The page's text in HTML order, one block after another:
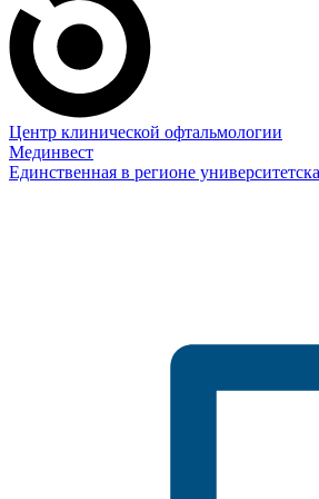
Центр клинической офтальмологии
Мединвест
Единственная в регионе